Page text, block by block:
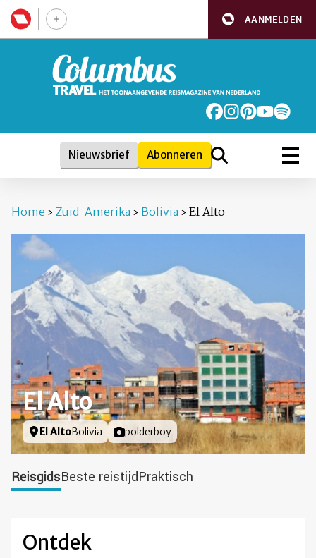
AANMELDEN
Nieuwsbrief Abonneren
Home › Zuid-Amerika › Bolivia › El Alto
El Alto
Locatie
El AltoBolivia Foto door
polderboy
ReisgidsBeste reistijdPraktisch
Ontdek